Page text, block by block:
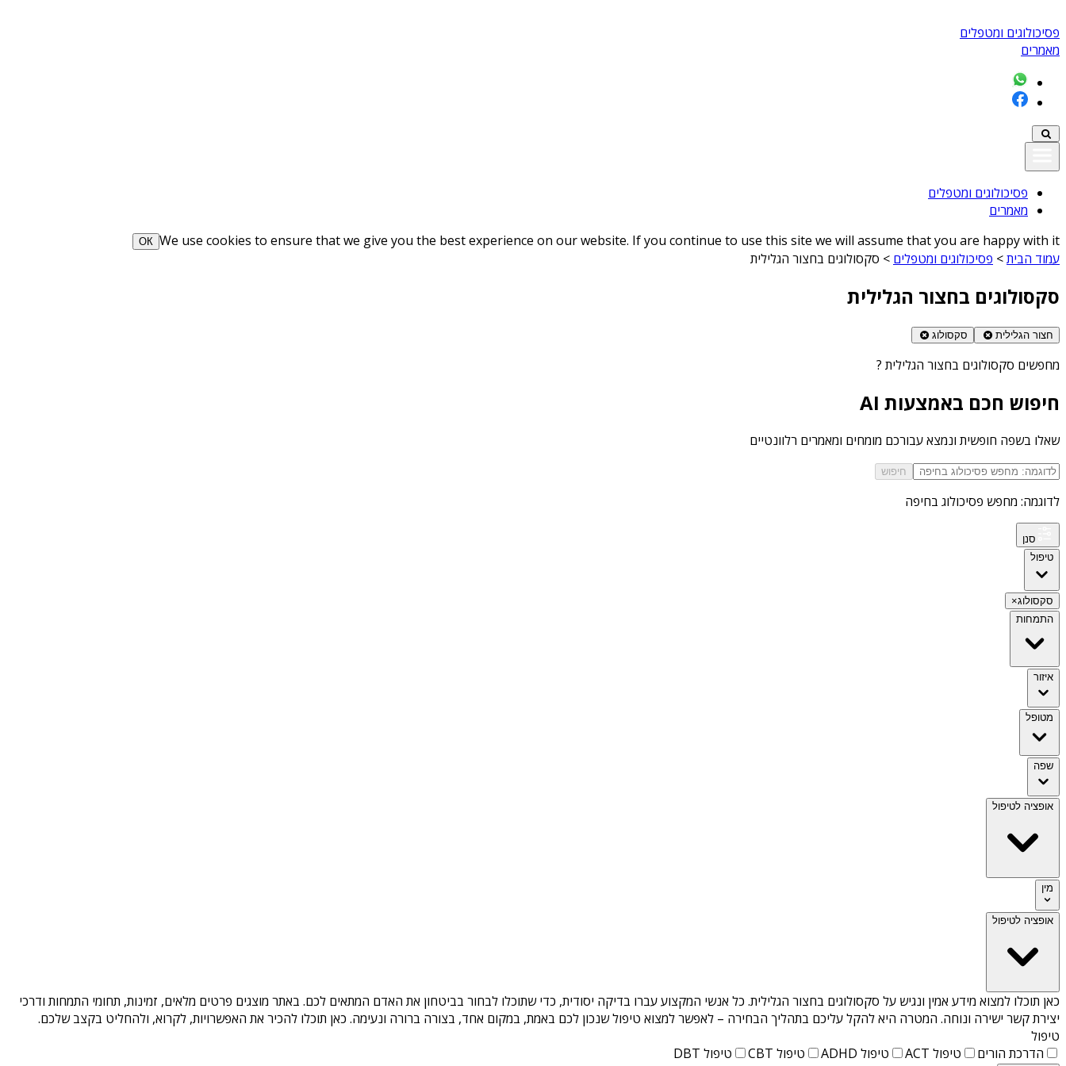
פסיכולוגים ומטפלים
מאמרים
פסיכולוגים ומטפלים
מאמרים
We use cookies to ensure that we give you the best experience on our website. If you continue to use this site we will assume that you are happy with it
ОК
עמוד הבית> פסיכולוגים ומטפלים > סקסולוגים בחצור הגלילית
סקסולוגים בחצור הגלילית
חצור הגלילית סקסולוג
מחפשים סקסולוגים בחצור הגלילית ?
חיפוש חכם באמצעות AI
שאלו בשפה חופשית ונמצא עבורכם מומחים ומאמרים רלוונטיים
חיפוש
לדוגמה: מחפש פסיכולוג בחיפה
סנן
טיפול
סקסולוג×
התמחות
איזור
מטופל
שפה
אופציה לטיפול
מין
אופציה לטיפול
כאן תוכלו למצוא מידע אמין ונגיש על סקסולוגים בחצור הגלילית. כל אנשי המקצוע עברו בדיקה יסודית, כדי שתוכלו לבחור בביטחון את האדם המתאים לכם. באתר מוצגים פרטים מלאים, זמינות, תחומי התמחות ודרכי
יצירת קשר ישירה ונוחה. המטרה היא להקל עליכם בתהליך הבחירה – לאפשר למצוא טיפול שנכון לכם באמת, במקום אחד, בצורה ברורה ונעימה. כאן תוכלו להכיר את האפשרויות, לקרוא, ולהחליט בקצב שלכם.
טיפול
הדרכת הורים
טיפול ACT טיפול ADHD טיפול CBT טיפול DBT